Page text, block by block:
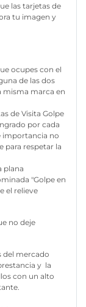
las tarjetas de
tu imagen y
ocupes con el
de las dos
misma marca en
de Visita Golpe
por cada
importancia no
para respetar la
plana
"Golpe en
el relieve
no deje
del mercado
y la
con un alto